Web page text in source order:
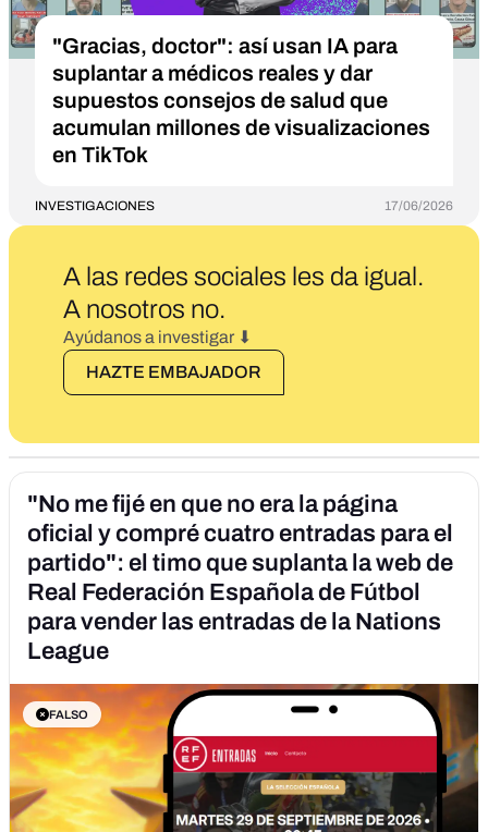
"Gracias, doctor": así usan IA para
suplantar a médicos reales y dar
supuestos consejos de salud que
acumulan millones de visualizaciones
en TikTok
INVESTIGACIONES 17/06/2026
A las redes sociales les da igual.
A nosotros no.
Ayúdanos a investigar ⬇
HAZTE EMBAJADOR
"No me fijé en que no era la página
oficial y compré cuatro entradas para el
partido": el timo que suplanta la web de
Real Federación Española de Fútbol
para vender las entradas de la Nations
League
FALSO